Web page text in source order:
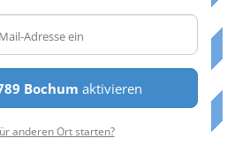
Bochum aktivieren
anderen Ort starten?